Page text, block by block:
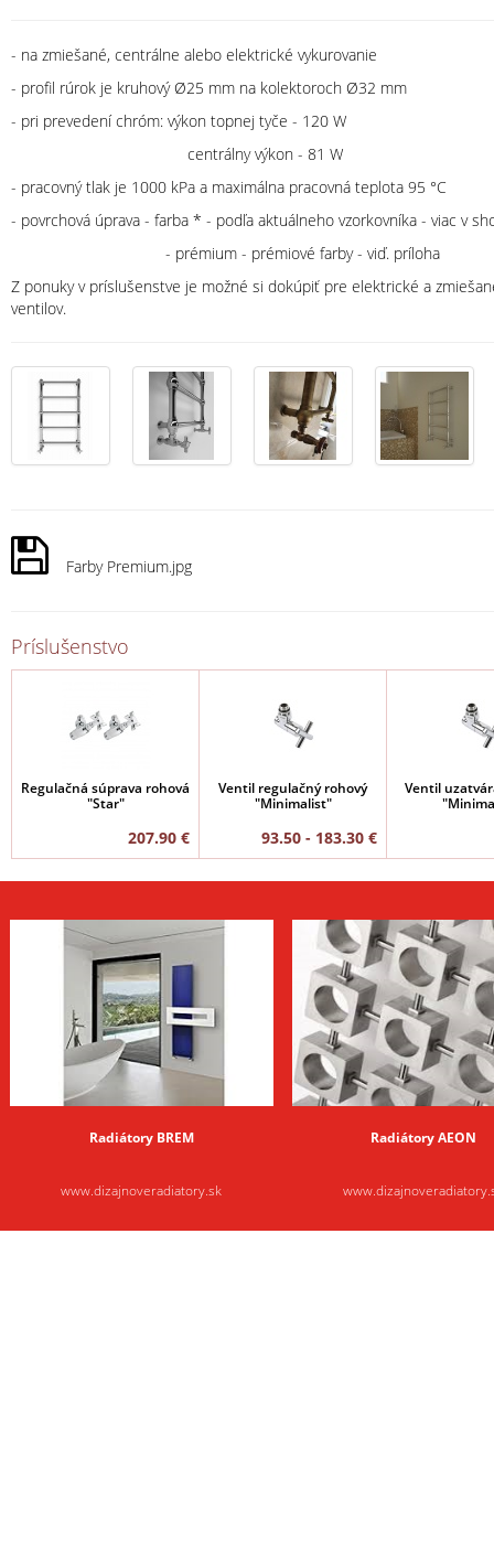
- na zmiešané, centrálne alebo elektrické vykurovanie
- profil rúrok je kruhový Ø25 mm na kolektoroch Ø32 mm
- pri prevedení chróm: výkon topnej tyče - 120 W
centrálny výkon - 81 W
- pracovný tlak je 1000 kPa a maximálna pracovná teplota 95 °C
- povrchová úprava - farba * - podľa aktuálneho vzorkovníka - viac v
- prémium - prémiové farby - viď. príloha
Z ponuky v príslušenstve je možné si dokúpiť pre elektrické a
ventilov.
Farby Premium.jpg
Príslušenstvo
Regulačná súprava rohová
"Star"
207.90 €
Ventil regulačný rohový
"Minimalist"
93.50 - 183.30 €
Ventil
Radiátory BREM
www.dizajnoveradiatory.sk
Radiátory AEON